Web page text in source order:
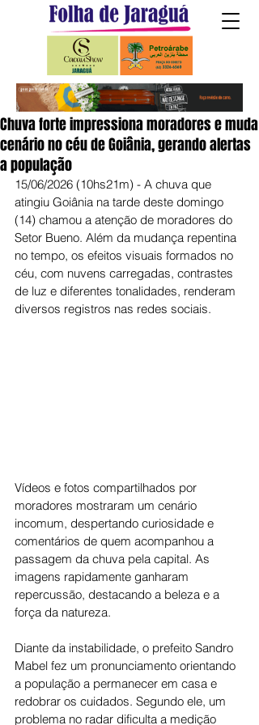
Chuva forte impressiona moradores e muda
cenário no céu de Goiânia, gerando alertas
a população
15/06/2026 (10hs21m) - A chuva que
atingiu Goiânia na tarde deste domingo
(14) chamou a atenção de moradores do
Setor Bueno. Além da mudança repentina
no tempo, os efeitos visuais formados no
céu, com nuvens carregadas, contrastes
de luz e diferentes tonalidades, renderam
diversos registros nas redes sociais.
Vídeos e fotos compartilhados por
moradores mostraram um cenário
incomum, despertando curiosidade e
comentários de quem acompanhou a
passagem da chuva pela capital. As
imagens rapidamente ganharam
repercussão, destacando a beleza e a
força da natureza.
Diante da instabilidade, o prefeito Sandro
Mabel fez um pronunciamento orientando
a população a permanecer em casa e
redobrar os cuidados. Segundo ele, um
problema no radar dificulta a medição